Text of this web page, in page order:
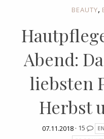
BEAUTY,
Abend:
liebsten
Herbst
07.11.2018 · 15